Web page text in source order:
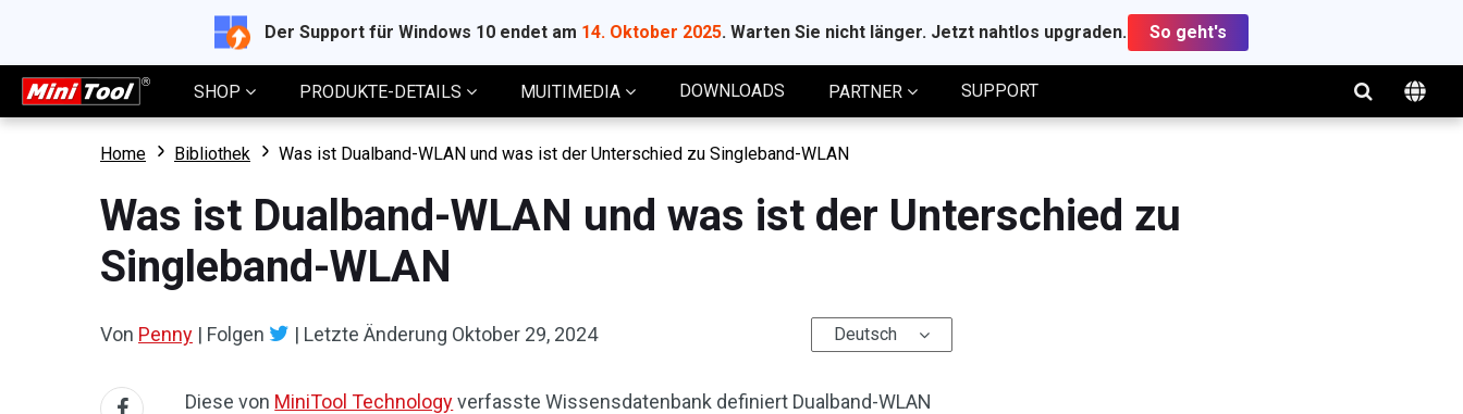
Der Support für Windows 10 endet am 14. Oktober 2025. Warten Sie nicht länger. Jetzt nahtlos upgraden. So geht's
SHOP PRODUKTE-DETAILS MUITIMEDIA DOWNLOADS PARTNER SUPPORT
Home Bibliothek Was ist Dualband-WLAN und was ist der Unterschied zu Singleband-WLAN
Was ist Dualband-WLAN und was ist der Unterschied zu
Singleband-WLAN
Von Penny | Folgen | Letzte Änderung Oktober 29, 2024 Deutsch
Diese von MiniTool Technologyverfasste Wissensdatenbank definiert Dualband-WLAN